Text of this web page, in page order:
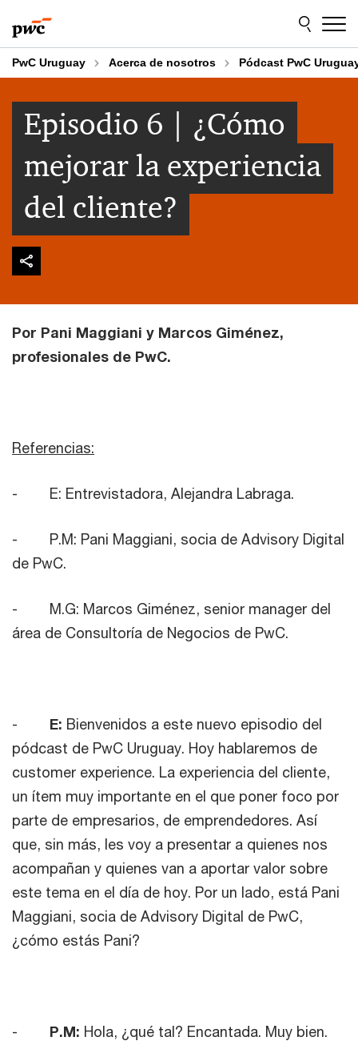
to
content
to
footer
PwC Uruguay Acerca de nosotros Pódcast PwC
Episodio 6 | ¿Cómo
mejorar la experiencia
del cliente?
Por Pani Maggiani y Marcos Giménez,
profesionales de PwC.
Referencias:
- E: Entrevistadora, Alejandra Labraga.
- P.M: Pani Maggiani, socia de Advisory Digital
de PwC.
- M.G: Marcos Giménez, senior manager del
área de Consultoría de Negocios de PwC.
- E: Bienvenidos a este nuevo episodio del
pódcast de PwC Uruguay. Hoy hablaremos de
customer experience. La experiencia del cliente,
un ítem muy importante en el que poner foco por
parte de empresarios, de emprendedores. Así
que, sin más, les voy a presentar a quienes nos
acompañan y quienes van a aportar valor sobre
este tema en el día de hoy. Por un lado, está Pani
Maggiani, socia de Advisory Digital de PwC,
¿cómo estás Pani?
- P.M: Hola, ¿qué tal? Encantada. Muy bien.